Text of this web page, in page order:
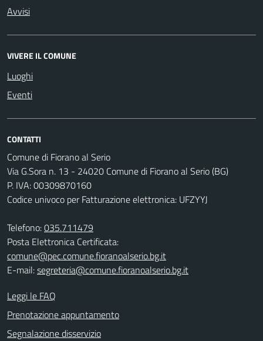
Avvisi
VIVERE IL COMUNE
Luoghi
Eventi
CONTATTI
Comune di Fiorano al Serio
Via G.Sora n. 13 - 24020 Comune di Fiorano al Serio (BG)
P. IVA: 00309870160
Codice univoco per Fatturazione elettronica: UFZYYJ
Telefono:035.711479
Posta Elettronica Certificata:
comune@pec.comune.fioranoalserio.bg.it
E-mail:segreteria@comune.fioranoalserio.bg.it
Leggi le FAQ
Prenotazione appuntamento
Segnalazione disservizio